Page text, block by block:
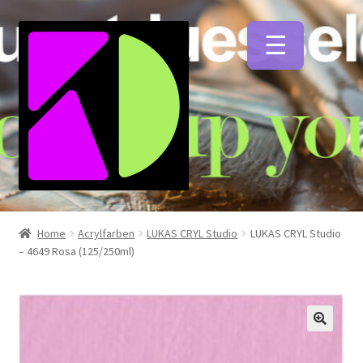
Zur
Zum
Künstlerfarben
öffnen
öffnen
Home Acrylfarben LUKAS CRYL Studio
LUKAS CRYL Studio
– 4649 Rosa (125/250ml)